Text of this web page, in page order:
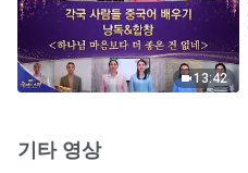
13:42
기타 영상